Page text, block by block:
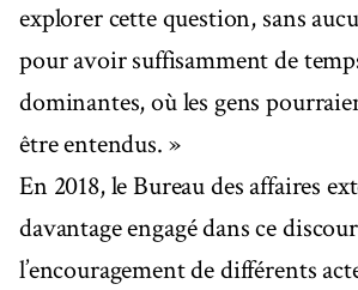
explorer cette question, sans
pour avoir suffisamment de
dominantes, où les gens
être entendus. »
En 2018, le Bureau des affaires
davantage engagé dans ce
l’encouragement de différents